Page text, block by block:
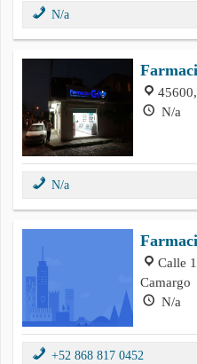
N/a
N/a
N/a
Calle
Camargo
N/a
+52 868 817 0452